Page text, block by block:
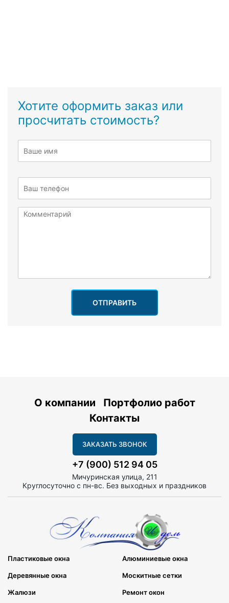
Хотите оформить заказ или
просчитать стоимость?
ОТПРАВИТЬ
О компании
Портфолио работ
Контакты
ЗАКАЗАТЬ ЗВОНОК
+7 (900) 512 94 05
Мичуринская улица, 211
Круглосуточно с пн-вс. Без выходных и праздников
Пластиковые окна Алюминиевые окна
Деревянные окна Москитные сетки
Жалюзи Ремонт окон